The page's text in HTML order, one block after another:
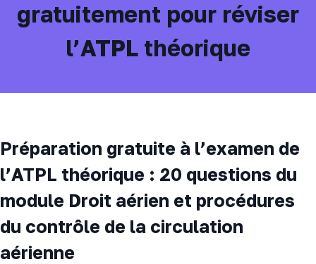
gratuitement pour réviser
l’ATPL théorique
Préparation gratuite à l’examen de
l’ATPL théorique : 20 questions du
module Droit aérien et procédures
du contrôle de la circulation
aérienne